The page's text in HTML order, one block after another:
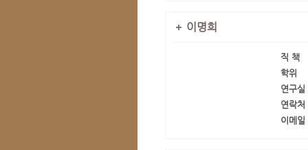
이명희
직 책
학위
연구실
연락처
이메일